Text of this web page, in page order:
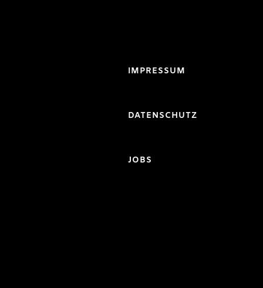
IMPRESSUM
DATENSCHUTZ
JOBS